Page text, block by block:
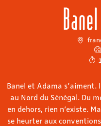
Banel et Adama
au Nord du Sénégal. Du
en dehors, rien n’existe.
se heurter aux